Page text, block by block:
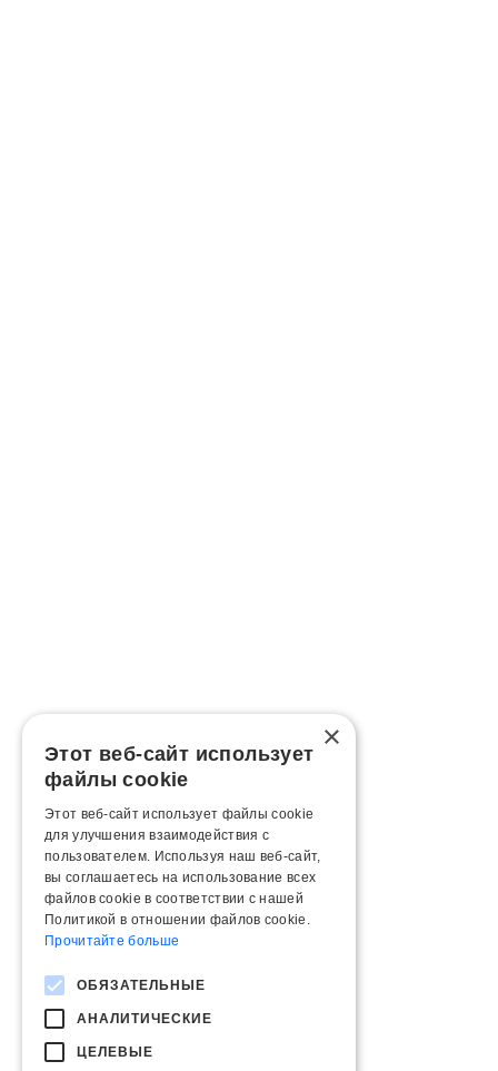
×
Этот веб-сайт использует
файлы cookie
Этот веб-сайт использует файлы cookie
для улучшения взаимодействия с
пользователем. Используя наш веб-сайт,
вы соглашаетесь на использование всех
файлов cookie в соответствии с нашей
Политикой в ​​отношении файлов cookie.
Прочитайте больше
ОБЯЗАТЕЛЬНЫЕ
АНАЛИТИЧЕСКИЕ
ЦЕЛЕВЫЕ